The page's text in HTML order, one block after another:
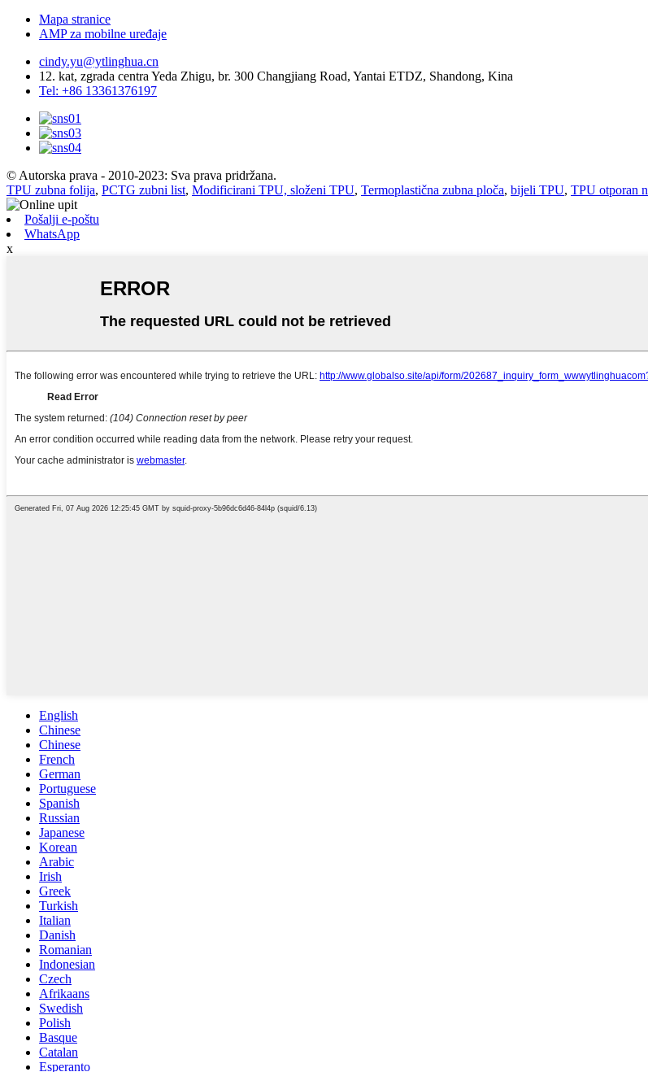
Mapa stranice
AMP za mobilne uređaje
cindy.yu@ytlinghua.cn
12. kat, zgrada centra Yeda Zhigu, br. 300 Changjiang Road, Yantai ETDZ, Shandong, Kina
Tel: +86 13361376197
© Autorska prava - 2010-2023: Sva prava pridržana.
TPU zubna folija, PCTG zubni list, Modificirani TPU, složeni TPU, Termoplastična zubna ploča, bijeli TPU, TPU otporan
Pošalji e-poštu
WhatsApp
x
English
Chinese
Chinese
French
German
Portuguese
Spanish
Russian
Japanese
Korean
Arabic
Irish
Greek
Turkish
Italian
Danish
Romanian
Indonesian
Czech
Afrikaans
Swedish
Polish
Basque
Catalan
Esperanto